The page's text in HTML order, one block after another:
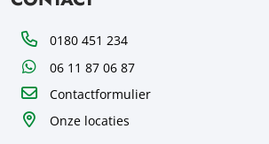
Telefoon0180 451 234
WhatsApp06 11 87 06 87
Contactformulier
Onze locaties